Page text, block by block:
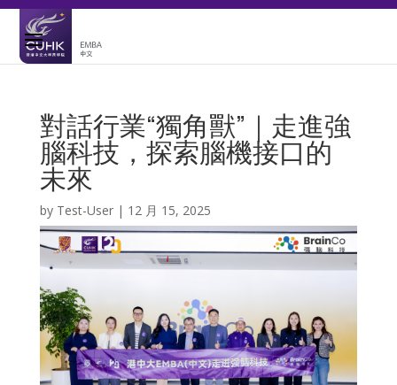
對話行業“獨角獸”｜走進強
腦科技，探索腦機接口的
未來
by Test-User| 12 月 15, 2025